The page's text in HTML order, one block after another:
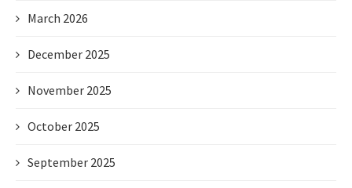
March 2026
December 2025
November 2025
October 2025
September 2025